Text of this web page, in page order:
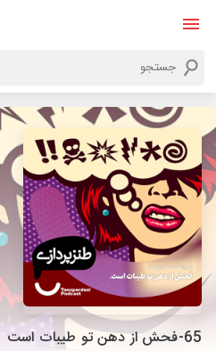
65-فحش از دهن تو طیبات است